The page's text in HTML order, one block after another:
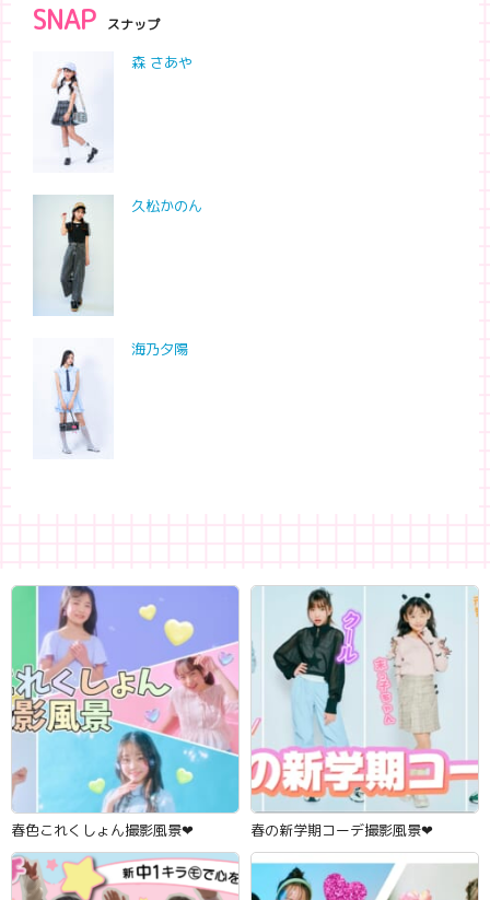
SNAP スナップ
森 さあや
久松かのん
海乃夕陽
春色これくしょん撮影風景‪‪❤︎‬ 春の新学期コーデ撮影風景‪‪❤︎‬